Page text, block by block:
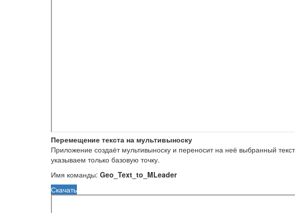
Перемещение текста на мультивыноску
Приложение создаёт мультивыноску и переносит на неё выбранный
указываем только базовую точку.
Имя команды: Geo_Text_to_MLeader
Скачать